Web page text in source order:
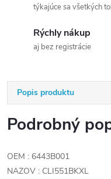
týkajúce sa všetkých
Rýchly nákup
aj bez registrácie
Popis produktu
Podrobný
OEM : 6443B001
NAZOV : CLI551BKXL